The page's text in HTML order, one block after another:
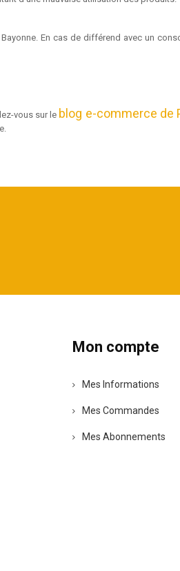
En cas de différend avec un
vous sur le blog e-commerce de
Mon compte
Mes Informations
Mes Commandes
Mes Abonnements